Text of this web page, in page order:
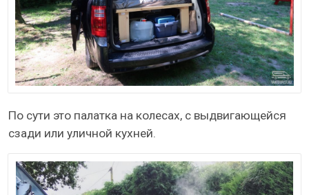
По сути это палатка на колесах, с выдвигающейся
сзади или уличной кухней.